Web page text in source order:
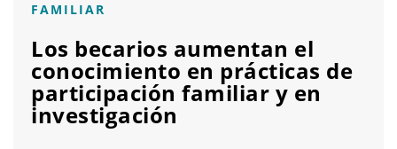
FAMILIAR
Los becarios aumentan el
conocimiento en prácticas de
participación familiar y en
investigación